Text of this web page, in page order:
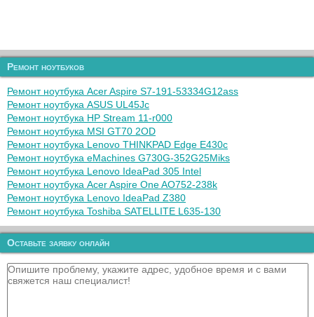
Ремонт ноутбуков
Ремонт ноутбука Acer Aspire S7-191-53334G12ass
Ремонт ноутбука ASUS UL45Jc
Ремонт ноутбука HP Stream 11-r000
Ремонт ноутбука MSI GT70 2OD
Ремонт ноутбука Lenovo THINKPAD Edge E430c
Ремонт ноутбука eMachines G730G-352G25Miks
Ремонт ноутбука Lenovo IdeaPad 305 Intel
Ремонт ноутбука Acer Aspire One AO752-238k
Ремонт ноутбука Lenovo IdeaPad Z380
Ремонт ноутбука Toshiba SATELLITE L635-130
Оставьте заявку онлайн